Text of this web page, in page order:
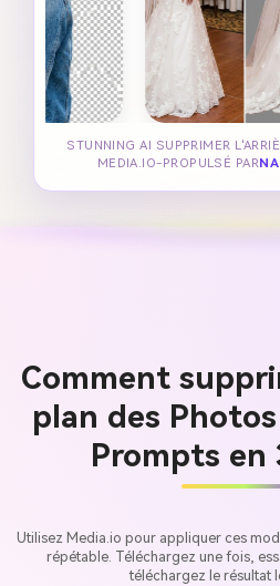
STUNNING AI SUPPRIMER
MEDIA.IO-PROPULSÉ PAR
Comment
plan des
Prompts en
Utilisez Media.io pour appliquer ces
répétable. Téléchargez une fois,
téléchargez le résultat